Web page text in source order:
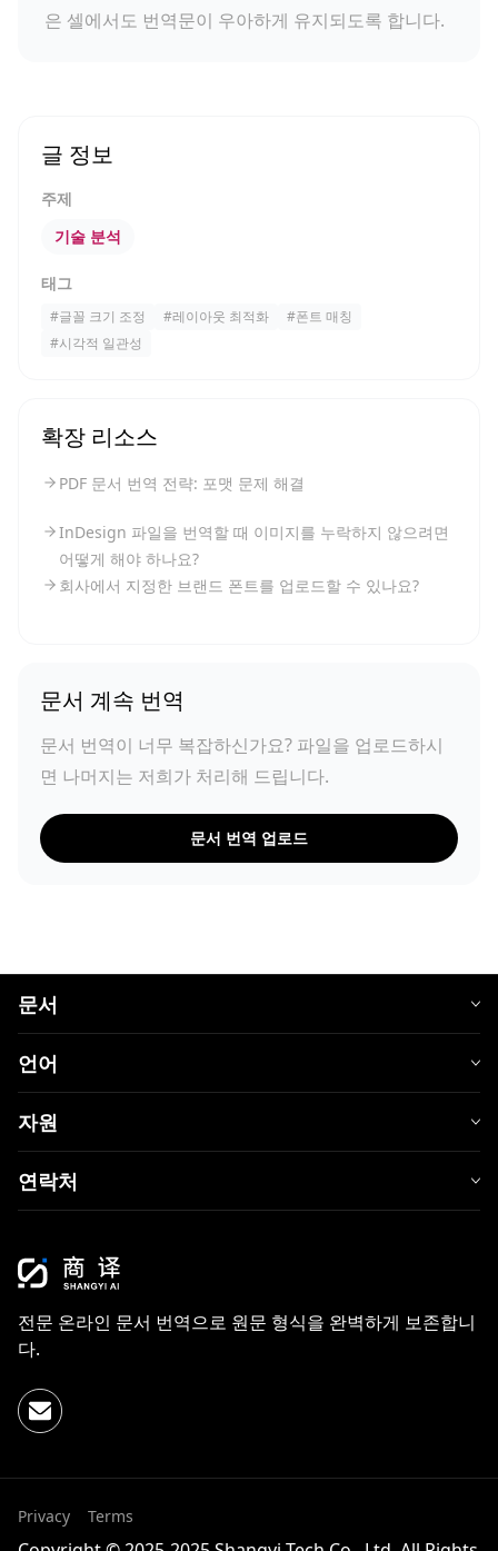
은 셀에서도 번역문이 우아하게 유지되도록 합니다.
글 정보
주제
기술 분석
태그
#글꼴 크기 조정 #레이아웃 최적화 #폰트 매칭
#시각적 일관성
확장 리소스
PDF 문서 번역 전략: 포맷 문제 해결
InDesign 파일을 번역할 때 이미지를 누락하지 않으려면
어떻게 해야 하나요?
회사에서 지정한 브랜드 폰트를 업로드할 수 있나요?
문서 계속 번역
문서 번역이 너무 복잡하신가요? 파일을 업로드하시
면 나머지는 저희가 처리해 드립니다.
문서 번역 업로드
문서
언어
자원
연락처
전문 온라인 문서 번역으로 원문 형식을 완벽하게 보존합니
다.
Privacy Terms